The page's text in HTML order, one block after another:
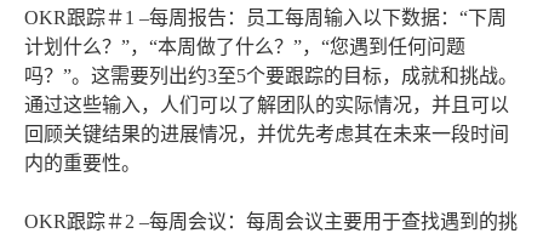
OKR跟踪＃1 –每周报告：员工每周输入以下数据：“下周
计划什么？”，“本周做了什么？”，“您遇到任何问题
吗？”。这需要列出约3至5个要跟踪的目标，成就和挑战。
通过这些输入，人们可以了解团队的实际情况，并且可以
回顾关键结果的进展情况，并优先考虑其在未来一段时间
内的重要性。
OKR跟踪＃2 –每周会议：每周会议主要用于查找遇到的挑